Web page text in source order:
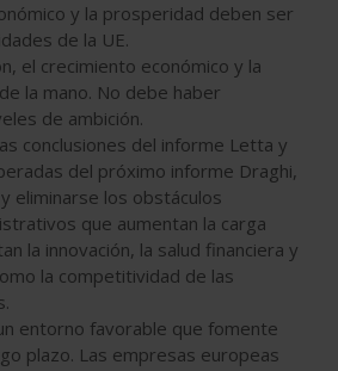
y la prosperidad deben ser
de la UE.
el crecimiento económico y la
la mano. No debe haber
de ambición.
conclusiones del informe Letta y
del próximo informe Draghi,
eliminarse los obstáculos
que aumentan la carga
la innovación, la salud financiera y
la competitividad de las
entorno favorable que fomente
plazo. Las empresas europeas